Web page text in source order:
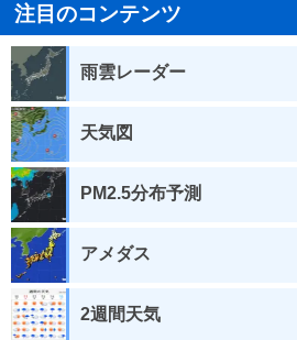
注目のコンテンツ
雨雲レーダー
天気図
PM2.5分布予測
アメダス
2週間天気